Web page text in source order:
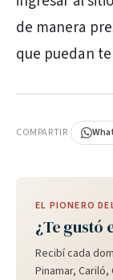
de manera
que puedan
COMPARTIR
EL PIONERO
¿Te gustó
Recibí cada
Pinamar,